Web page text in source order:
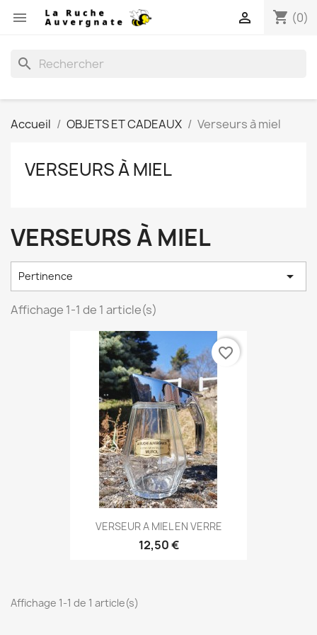
 shopping_cart (0)

search
Accueil OBJETS ET CADEAUX Verseurs à miel
VERSEURS À MIEL
VERSEURS À MIEL
Pertinence 
Affichage 1-1 de 1 article(s)
VERSEUR A MIEL EN VERRE
12,50 €
favorite_border
Affichage 1-1 de 1 article(s)